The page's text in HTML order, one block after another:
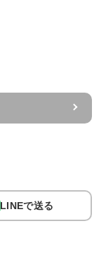
LINEで送る